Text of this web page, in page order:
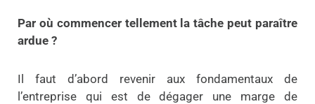
Par où commencer tellement la tâche peut paraître
ardue ?
Il faut d’abord revenir aux fondamentaux de
l’entreprise qui est de dégager une marge de